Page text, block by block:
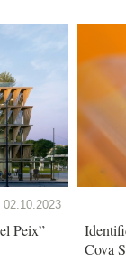
02.10.2023
Peix”
Cova